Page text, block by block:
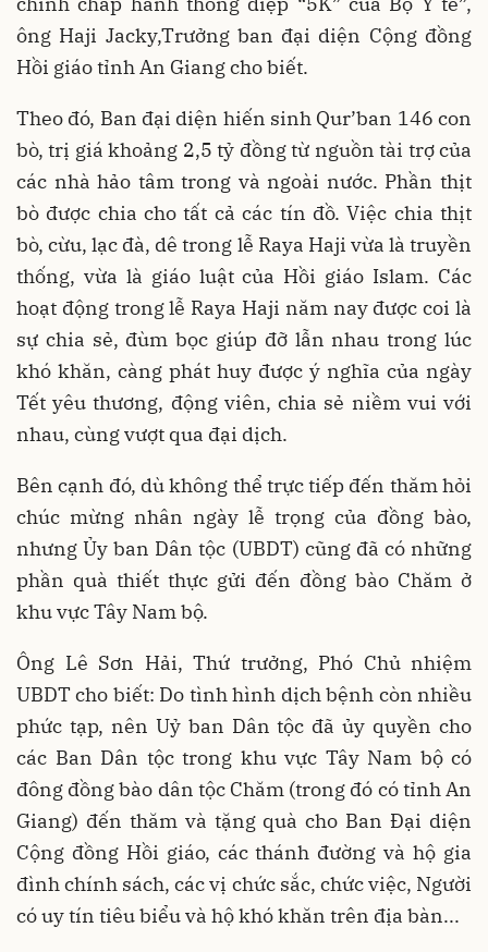
ông Haji Jacky,Trưởng ban đại diện Cộng đồng
Hồi giáo tỉnh An Giang cho biết.
Theo đó, Ban đại diện hiến sinh Qur’ban 146 con
bò, trị giá khoảng 2,5 tỷ đồng từ nguồn tài trợ của
các nhà hảo tâm trong và ngoài nước. Phần thịt
bò được chia cho tất cả các tín đồ. Việc chia thịt
bò, cừu, lạc đà, dê trong lễ Raya Haji vừa là truyền
thống, vừa là giáo luật của Hồi giáo Islam. Các
hoạt động trong lễ Raya Haji năm nay được coi là
sự chia sẻ, đùm bọc giúp đỡ lẫn nhau trong lúc
khó khăn, càng phát huy được ý nghĩa của ngày
Tết yêu thương, động viên, chia sẻ niềm vui với
nhau, cùng vượt qua đại dịch.
Bên cạnh đó, dù không thể trực tiếp đến thăm hỏi
chúc mừng nhân ngày lễ trọng của đồng bào,
nhưng Ủy ban Dân tộc (UBDT) cũng đã có những
phần quà thiết thực gửi đến đồng bào Chăm ở
khu vực Tây Nam bộ.
Ông Lê Sơn Hải, Thứ trưởng, Phó Chủ nhiệm
UBDT cho biết: Do tình hình dịch bệnh còn nhiều
phức tạp, nên Uỷ ban Dân tộc đã ủy quyền cho
các Ban Dân tộc trong khu vực Tây Nam bộ có
đông đồng bào dân tộc Chăm (trong đó có tỉnh An
Giang) đến thăm và tặng quà cho Ban Đại diện
Cộng đồng Hồi giáo, các thánh đường và hộ gia
đình chính sách, các vị chức sắc, chức việc, Người
có uy tín tiêu biểu và hộ khó khăn trên địa bàn...